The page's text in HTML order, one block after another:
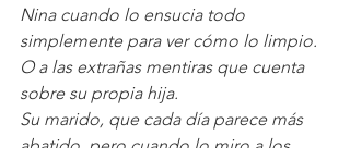
Nina cuando lo ensucia todo
simplemente para ver cómo lo limpio.
O a las extrañas mentiras que cuenta
sobre su propia hija.
Su marido, que cada día parece más